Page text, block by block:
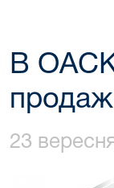
В ОАСК
продаж
23